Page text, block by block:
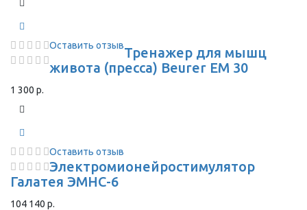
Оставить отзывТренажер для мышц
живота (пресса) Beurer EM 30
1 300 р.
Оставить отзыв
Электромионейростимулятор
Галатея ЭМНС-6
104 140 р.